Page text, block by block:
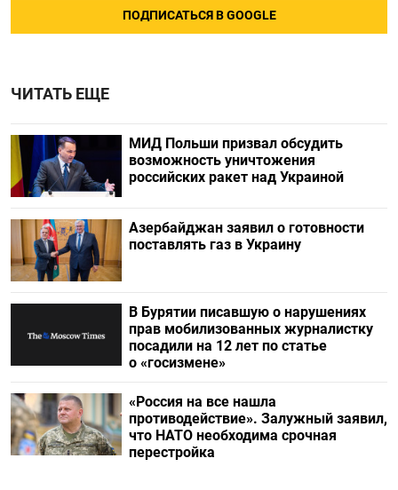
ПОДПИСАТЬСЯ В GOOGLE
ЧИТАТЬ ЕЩЕ
МИД Польши призвал обсудить
возможность уничтожения
российских ракет над Украиной
Азербайджан заявил о готовности
поставлять газ в Украину
В Бурятии писавшую о нарушениях
прав мобилизованных журналистку
посадили на 12 лет по статье
о «госизмене»
«Россия на все нашла
противодействие». Залужный заявил,
что НАТО необходима срочная
перестройка